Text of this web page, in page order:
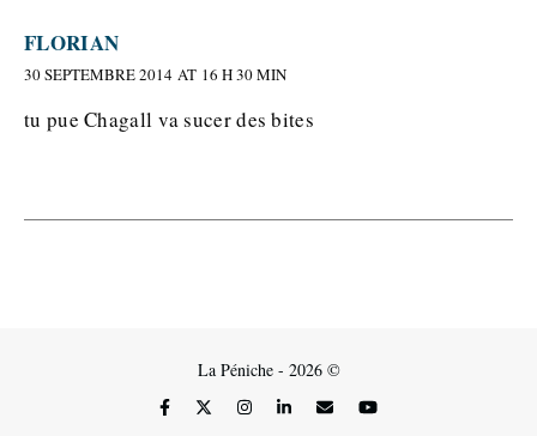
FLORIAN
30 SEPTEMBRE 2014 AT 16 H 30 MIN
tu pue Chagall va sucer des bites
La Péniche - 2026 ©